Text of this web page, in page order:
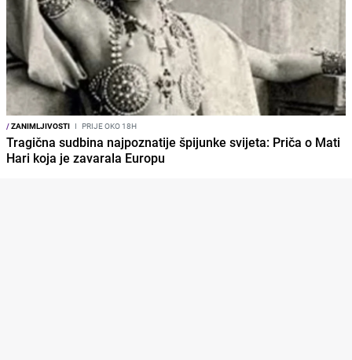
/ZANIMLJIVOSTI I PRIJE OKO 18H
Tragična sudbina najpoznatije špijunke svijeta: Priča o Mati
Hari koja je zavarala Europu